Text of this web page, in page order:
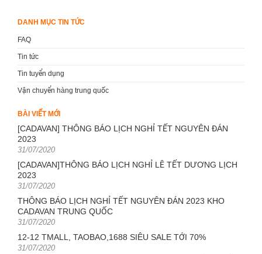
DANH MỤC TIN TỨC
FAQ
Tin tức
Tin tuyển dụng
Vận chuyển hàng trung quốc
BÀI VIẾT MỚI
[CADAVAN] THÔNG BÁO LỊCH NGHỈ TẾT NGUYÊN ĐÁN
2023
Posted
31/07/2020
[CADAVAN]THÔNG BÁO LỊCH NGHỈ LỄ TẾT DƯƠNG LỊCH
2023
Posted
31/07/2020
THÔNG BÁO LỊCH NGHỈ TẾT NGUYÊN ĐÁN 2023 KHO
CADAVAN TRUNG QUỐC
Posted
31/07/2020
12-12 TMALL, TAOBAO,1688 SIÊU SALE TỚI 70%
Posted
31/07/2020